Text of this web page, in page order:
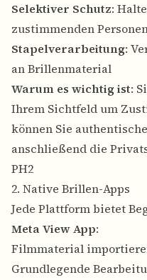
Selektiver Schutz:
zustimmenden
Stapelverarbeitung:
an Brillenmaterial
Warum es wichtig ist:
Ihrem Sichtfeld um
können Sie
anschließend die
PH2
2. Native Brillen-Apps
Jede Plattform bietet
Meta View App:
Filmmaterial
Grundlegende